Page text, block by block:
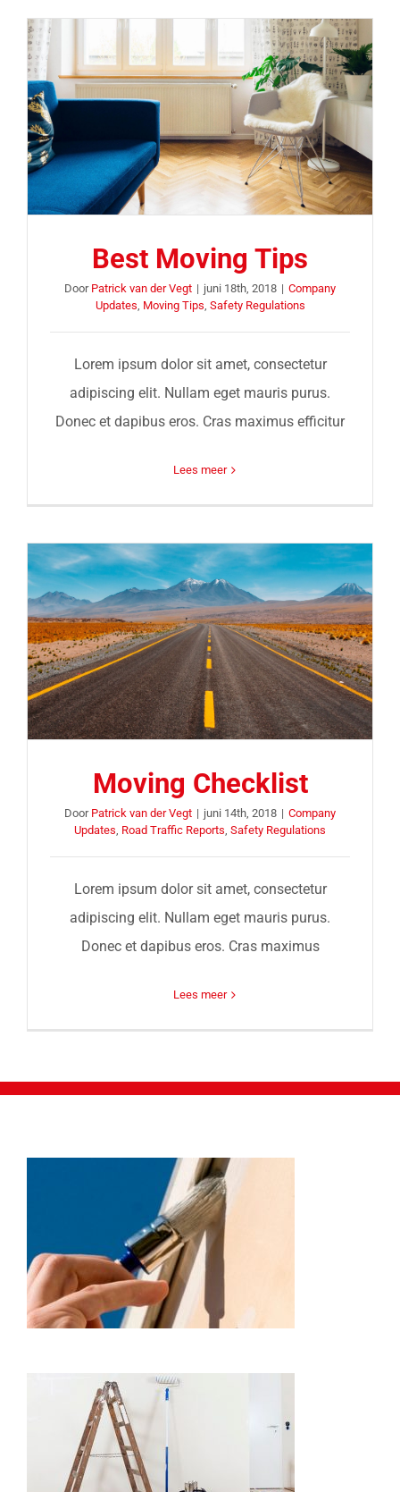
Best Moving Tips
Door Patrick van der Vegt | juni 18th, 2018 | Company
Updates, Moving Tips, Safety Regulations
Lorem ipsum dolor sit amet, consectetur
adipiscing elit. Nullam eget mauris purus.
Donec et dapibus eros. Cras maximus efficitur
Lees meer
Moving Checklist
Door Patrick van der Vegt | juni 14th, 2018 | Company
Updates, Road Traffic Reports, Safety Regulations
Lorem ipsum dolor sit amet, consectetur
adipiscing elit. Nullam eget mauris purus.
Donec et dapibus eros. Cras maximus
Lees meer